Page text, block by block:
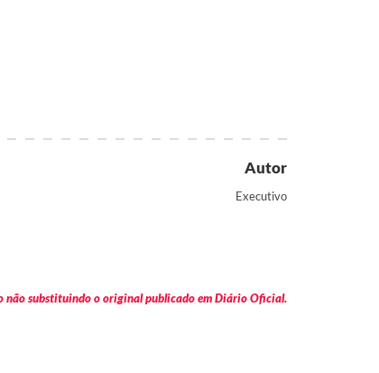
Autor
Executivo
não substituindo o original publicado em Diário Oficial.